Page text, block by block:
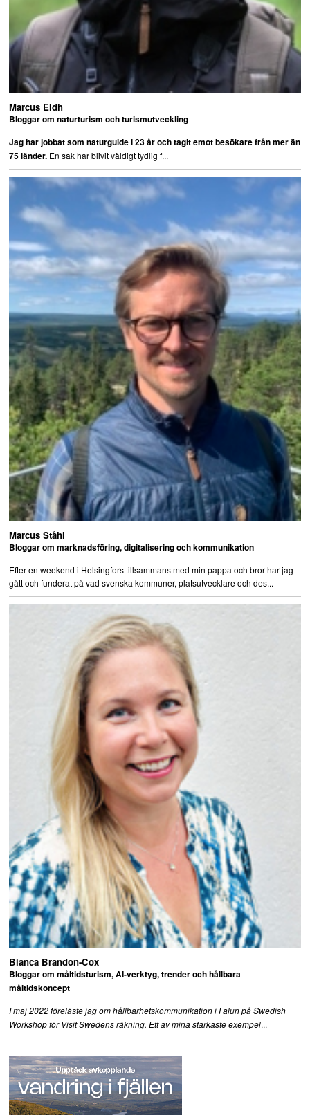
Marcus Eldh
Bloggar om naturturism och turismutveckling
Jag har jobbat som naturguide i 23 år och tagit emot besökare från mer än
75 länder.En sak har blivit väldigt tydlig f...
Marcus Ståhl
Bloggar om marknadsföring, digitalisering och kommunikation
Efter en weekend i Helsingfors tillsammans med min pappa och bror har jag
gått och funderat på vad svenska kommuner, platsutvecklare och des...
Bianca Brandon-Cox
Bloggar om måltidsturism, AI-verktyg, trender och hållbara
måltidskoncept
I maj 2022 föreläste jag om hållbarhetskommunikation i Falun på Swedish
Workshop för Visit Swedens räkning. Ett av mina starkaste exempel...